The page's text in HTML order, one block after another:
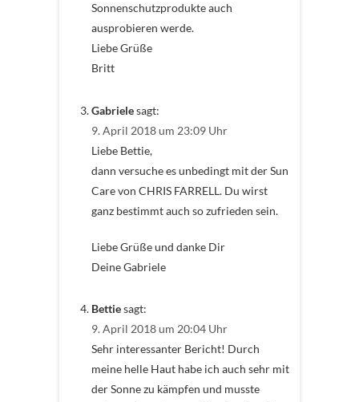
Sonnenschutzprodukte auch
ausprobieren werde.
Liebe Grüße
Britt
Gabrielesagt:
9. April 2018 um 23:09 Uhr
Liebe Bettie,
dann versuche es unbedingt mit der Sun
Care von CHRIS FARRELL. Du wirst
ganz bestimmt auch so zufrieden sein.
Liebe Grüße und danke Dir
Deine Gabriele
Bettiesagt:
9. April 2018 um 20:04 Uhr
Sehr interessanter Bericht! Durch
meine helle Haut habe ich auch sehr mit
der Sonne zu kämpfen und musste